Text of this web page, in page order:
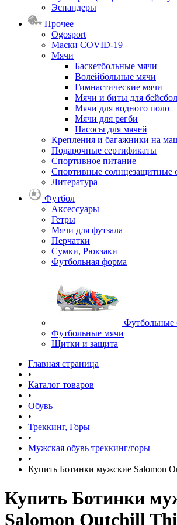
Эспандеры
Прочее
Ogosport
Маски COVID-19
Мячи
Баскетбольные мячи
Волейбольные мячи
Гимнастические мячи
Мячи и биты для
Мячи для водного поло
Мячи для регби
Насосы для мячей
Крепления и багажники на
Подарочные сертификаты
Спортивное питание
Спортивные солнцезащитные
Литература
Футбол
Аксессуары
Гетры
Мячи для футзала
Перчатки
Сумки, Рюкзаки
Футбольная форма
Футбольные
Футбольные мячи
Щитки и защита
Главная страница
•
Каталог товаров
•
Обувь
•
Треккинг, Горы
•
Мужская обувь треккинг/горы
•
Купить Ботинки мужские Salomon
Купить Ботинки
Salomon Outchill